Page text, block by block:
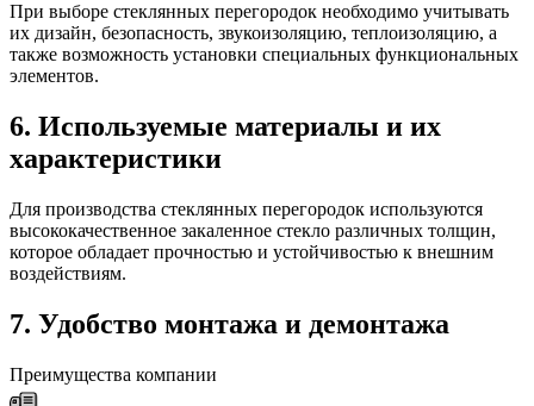
При выборе стеклянных перегородок необходимо учитывать
их дизайн, безопасность, звукоизоляцию, теплоизоляцию, а
также возможность установки специальных функциональных
элементов.
6. Используемые материалы и их
характеристики
Для производства стеклянных перегородок используются
высококачественное закаленное стекло различных толщин,
которое обладает прочностью и устойчивостью к внешним
воздействиям.
7. Удобство монтажа и демонтажа
Преимущества компании